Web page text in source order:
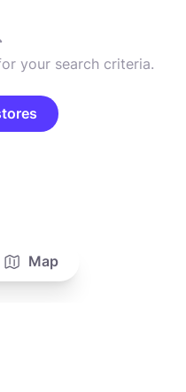
your search criteria.
Map